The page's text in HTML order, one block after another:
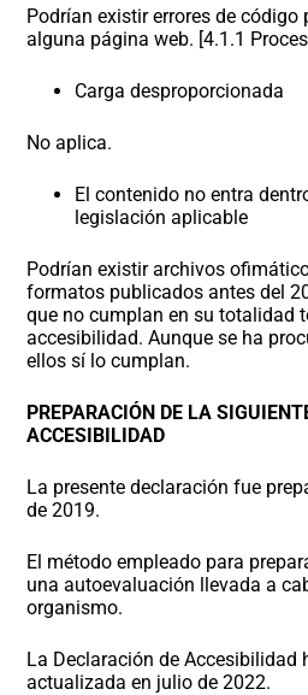
Podrían existir errores de código
alguna página web. [4.1.1
Carga desproporcionada
No aplica.
El contenido no entra
legislación aplicable
Podrían existir archivos
formatos publicados antes del
que no cumplan en su totalidad
accesibilidad. Aunque se ha
ellos sí lo cumplan.
PREPARACIÓN DE LA
ACCESIBILIDAD
La presente declaración fue
de 2019.
El método empleado para
una autoevaluación llevada a
organismo.
La Declaración de Accesibilidad
actualizada en julio de 2022.